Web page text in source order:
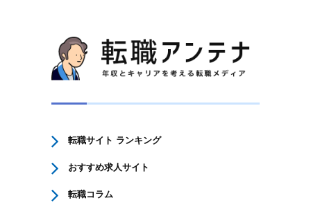
転職サイト ランキング
おすすめ求人サイト
転職コラム